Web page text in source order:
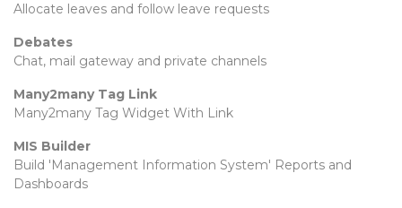
Allocate leaves and follow leave requests
Debates
Chat, mail gateway and private channels
Many2many Tag Link
Many2many Tag Widget With Link
MIS Builder
Build 'Management Information System' Reports and
Dashboards